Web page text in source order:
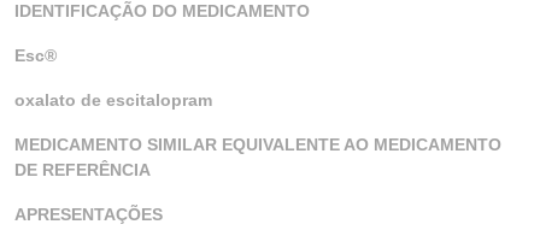
IDENTIFICAÇÃO DO MEDICAMENTO
Esc®
oxalato de escitalopram
MEDICAMENTO SIMILAR EQUIVALENTE AO MEDICAMENTO
DE REFERÊNCIA
APRESENTAÇÕES